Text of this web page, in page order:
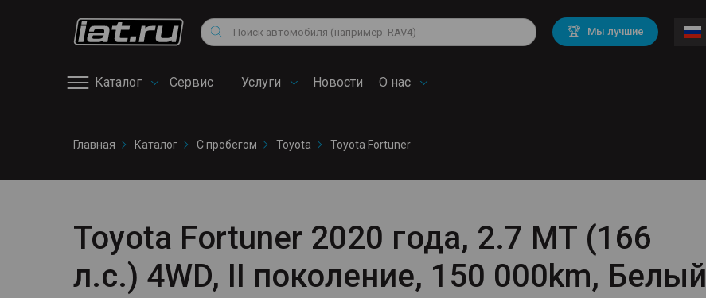
Поиск 🏆 Мы лучшие
Каталог Сервис
сервис
Услуги Новости О нас
Снегоходы
Квадроциклы
Audi
BMW Cadillac
Ford
Land Rover Mercedes Benz
Главная Каталог С пробегом Toyota Toyota Fortuner
Toyota Fortuner 2020 года, 2.7 MT (166
л.с.) 4WD, II поколение, 150 000km, Белый